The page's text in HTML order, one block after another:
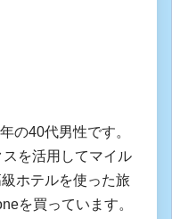
の40代男性です。
を活用してマイル
ホテルを使った旅
を買っています。